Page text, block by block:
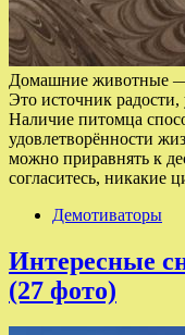
Домашние животные —
Это источник
Наличие питомца
удовлетворённости
можно приравнять к
согласитесь, никакие
Демотиваторы
Интересные
(27 фото)